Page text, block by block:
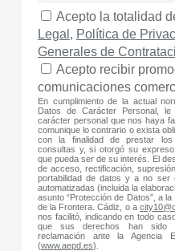
Acepto la totalidad
Legal , Política de
Generales de
Acepto recibir
comunicaciones
En cumplimiento de la actual
Datos de Carácter Personal,
carácter personal que nos haya
comunique lo contrario o exista
con la finalidad de prestar los
consultas y, si otorgó su
que pueda ser de su interés. El
de acceso, rectificación,
portabilidad de datos y a no ser
automatizadas (incluida la
asunto “Protección de Datos”, a
de la Frontera. Cádiz, o a
nos facilitó, indicando en todo
que sus derechos han sido
reclamación ante la Agencia
(www.aepd.es).